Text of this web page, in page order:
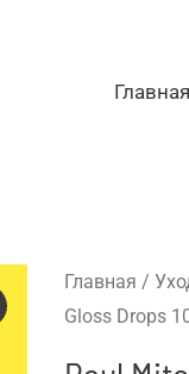
Главная
Главная /
Gloss Drops